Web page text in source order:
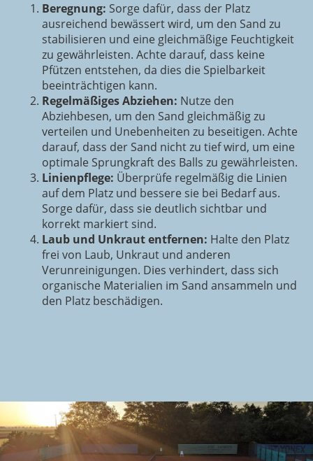
Beregnung: Sorge dafür, dass der Platz
ausreichend bewässert wird, um den Sand zu
stabilisieren und eine gleichmäßige Feuchtigkeit
zu gewährleisten. Achte darauf, dass keine
Pfützen entstehen, da dies die Spielbarkeit
beeinträchtigen kann.
Regelmäßiges Abziehen: Nutze den
Abziehbesen, um den Sand gleichmäßig zu
verteilen und Unebenheiten zu beseitigen. Achte
darauf, dass der Sand nicht zu tief wird, um eine
optimale Sprungkraft des Balls zu gewährleisten.
Linienpflege: Überprüfe regelmäßig die Linien
auf dem Platz und bessere sie bei Bedarf aus.
Sorge dafür, dass sie deutlich sichtbar und
korrekt markiert sind.
Laub und Unkraut entfernen: Halte den Platz
frei von Laub, Unkraut und anderen
Verunreinigungen. Dies verhindert, dass sich
organische Materialien im Sand ansammeln und
den Platz beschädigen.